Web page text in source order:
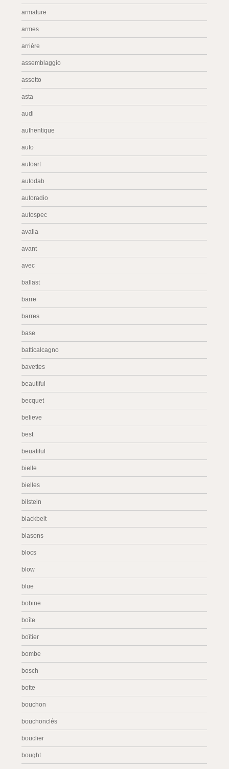
armature
armes
arrière
assemblaggio
assetto
asta
audi
authentique
auto
autoart
autodab
autoradio
autospec
avalia
avant
avec
ballast
barre
barres
base
batticalcagno
bavettes
beautiful
becquet
believe
best
beuatiful
bielle
bielles
bilstein
blackbelt
blasons
blocs
blow
blue
bobine
boîte
boîtier
bombe
bosch
botte
bouchon
bouchonclés
bouclier
bought